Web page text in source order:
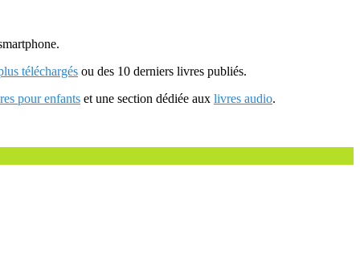
téléchargés ou des 10 derniers livres publiés.
pour enfants et une section dédiée aux livres audio.